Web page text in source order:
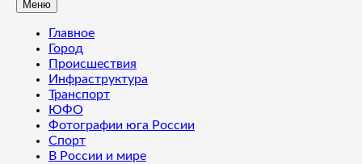
Меню
Главное
Город
Происшествия
Инфраструктура
Транспорт
ЮФО
Фотографии юга России
Спорт
В России и мире